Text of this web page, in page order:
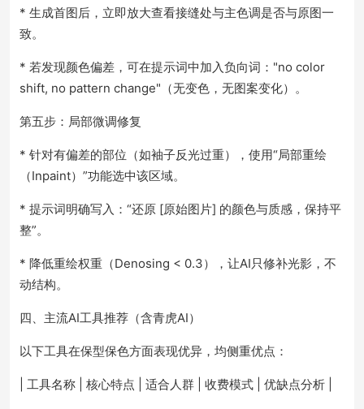
* 生成首图后，立即放大查看接缝处与主色调是否与原图一
致。
* 若发现颜色偏差，可在提示词中加入负向词："no color
shift, no pattern change"（无变色，无图案变化）。
第五步：局部微调修复
* 针对有偏差的部位（如袖子反光过重），使用“局部重绘
（Inpaint）”功能选中该区域。
* 提示词明确写入：“还原 [原始图片] 的颜色与质感，保持平
整”。
* 降低重绘权重（Denosing < 0.3），让AI只修补光影，不
动结构。
四、主流AI工具推荐（含青虎AI）
以下工具在保型保色方面表现优异，均侧重优点：
| 工具名称 | 核心特点 | 适合人群 | 收费模式 | 优缺点分析 |